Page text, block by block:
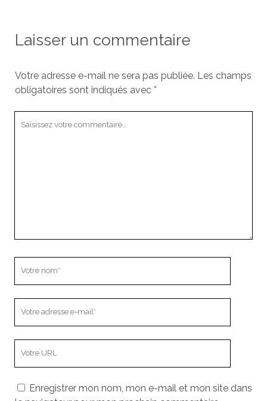
Laisser un commentaire
Votre adresse e-mail ne sera pas publiée. Les champs
obligatoires sont indiqués avec *
mail
votreEnregistrer mon nom, mon e-mail et mon site dans